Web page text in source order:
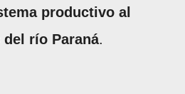
productivo al
río Paraná.